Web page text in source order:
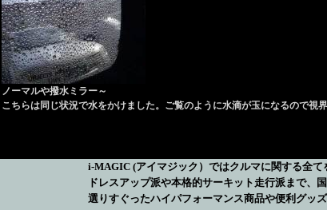
ノーマルや撥水ミラー～
こちらは同じ状況で水をかけました。ご覧のように水滴が玉になるので視
i-MAGIC (アイマジック）ではクルマに関する全て
ドレスアップ派や本格的サーキット走行派まで、
選りすぐったハイパフォーマンス商品や便利グッ